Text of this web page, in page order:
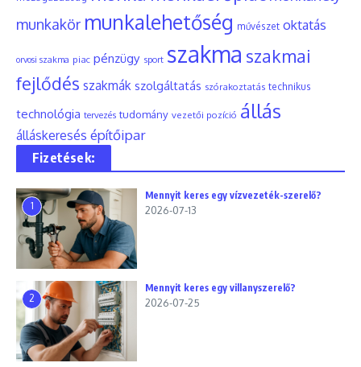
munkakör munkalehetőség művészet oktatás
orvosi szakma piac pénzügy sport szakma szakmai
fejlődés szakmák szolgáltatás szórakoztatás technikus
technológia tervezés tudomány vezetői pozíció állás
álláskeresés építőipar
Fizetések:
1
Mennyit keres egy vízvezeték-szerelő?
2026-07-13
2
Mennyit keres egy villanyszerelő?
2026-07-25